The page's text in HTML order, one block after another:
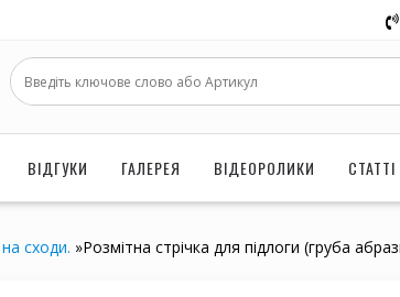
ВІДГУКИ ГАЛЕРЕЯ ВІДЕОРОЛИКИ СТАТТІ
сходи. »Розмітна стрічка для підлоги (груба